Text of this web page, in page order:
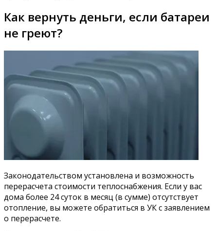
Как вернуть деньги, если батареи
не греют?
Законодательством установлена и возможность
перерасчета стоимости теплоснабжения. Если у вас
дома более 24 суток в месяц (в сумме) отсутствует
отопление, вы можете обратиться в УК с заявлением
о перерасчете.